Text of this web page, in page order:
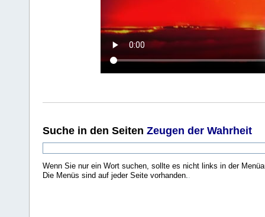
Suche in den Seiten Zeugen der Wahrheit
Wenn Sie nur ein Wort suchen, sollte es nicht links in der
Die Menüs sind auf jeder Seite vorhanden..